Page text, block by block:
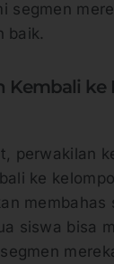
segmen
baik.
Kembali ke
perwakilan
ke
membahas
siswa bisa